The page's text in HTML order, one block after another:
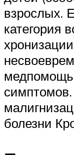
взрослых.
категория
болезни